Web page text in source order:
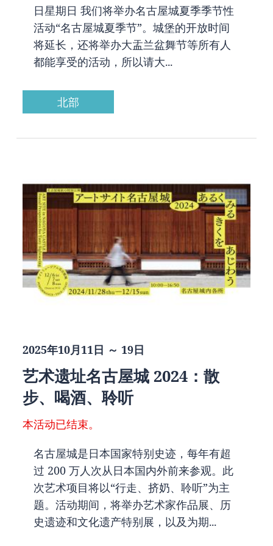
日星期日 我们将举办名古屋城夏季季节性
活动“名古屋城夏季节”。城堡的开放时间
将延长，还将举办大盂兰盆舞节等所有人
都能享受的活动，所以请大...
北部
2025年10月11日 ～ 19日
艺术遗址名古屋城 2024：散
步、喝酒、聆听
本活动已结束。
名古屋城是日本国家特别史迹，每年有超
过 200 万人次从日本国内外前来参观。此
次艺术项目将以“行走、挤奶、聆听”为主
题。活动期间，将举办艺术家作品展、历
史遗迹和文化遗产特别展，以及为期...